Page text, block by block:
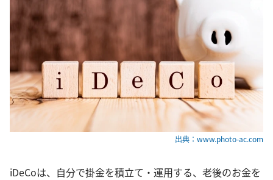
出典：www.photo-ac.com
iDeCoは、自分で掛金を積立て・運用する、老後のお金を